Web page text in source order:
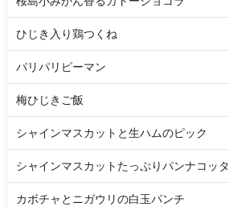
ひじき入り鶏つくね
パリパリピーマン
梅ひじきご飯
シャインマスカットと生ハムのピック
シャインマスカットたっぷりパンナコッタ
カボチャとニガウリの白玉パンチ